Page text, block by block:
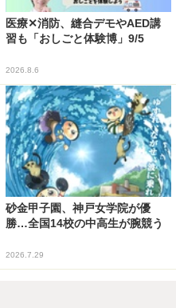
医療✕消防、縫合デモやAED講
習も「おしごと体験博」9/5
2026.8.6
砂金甲子園、神戸女学院が優
勝…全国14校の中高生が腕競う
2026.7.29